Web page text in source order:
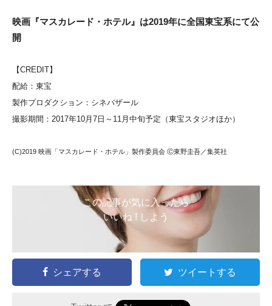
映画『マスカレード・ホテル』は2019年に全国東宝系にて公
開
【CREDIT】
配給：東宝
製作プロダクション：シネバザール
撮影期間：2017年10月7日～11月中旬予定（東宝スタジオほか）
(C)2019 映画「マスカレード・ホテル」製作委員会 Ⓒ東野圭吾／集英社
この記事が気に入ったら
いいね ! しよう
シェアする ツイートする